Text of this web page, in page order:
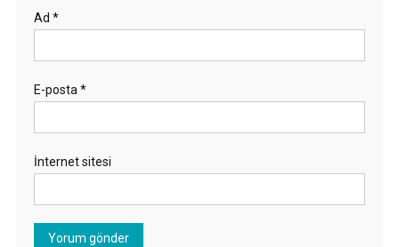
Ad *
E-posta *
İnternet sitesi